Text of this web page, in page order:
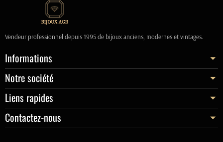
Vendeur professionnel depuis 1995 de bijoux anciens, modernes et vintages.
Informations
Notre société
Liens rapides
Contactez-nous